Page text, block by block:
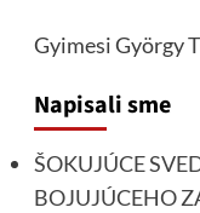
Gyimesi György
Napisali sme
ŠOKUJÚCE
BOJUJÚCEHO